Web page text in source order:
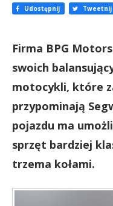
Udostępnij Tweetnij
Firma BPG
swoich
motocykli, które
przypominają
pojazdu ma
sprzęt bardziej
trzema kołami.